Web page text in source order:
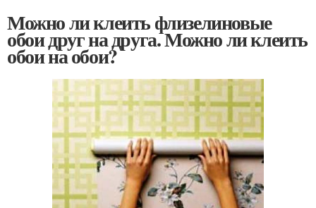
Можно ли клеить флизелиновые
обои друг на друга. Можно ли клеить
обои на обои?